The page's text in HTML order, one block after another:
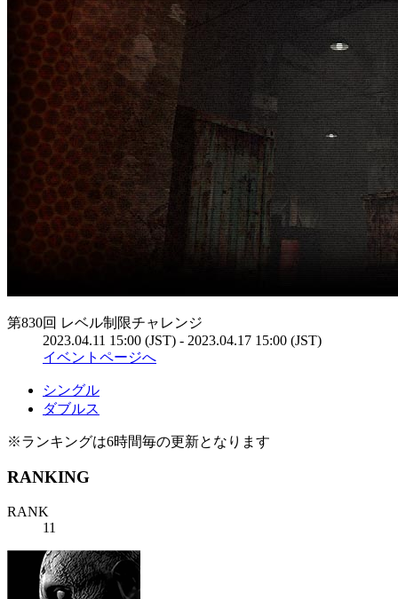
第830回 レベル制限チャレンジ
2023.04.11 15:00 (JST) - 2023.04.17 15:00 (JST)
イベントページへ
シングル
ダブルス
※ランキングは6時間毎の更新となります
RANKING
RANK
11